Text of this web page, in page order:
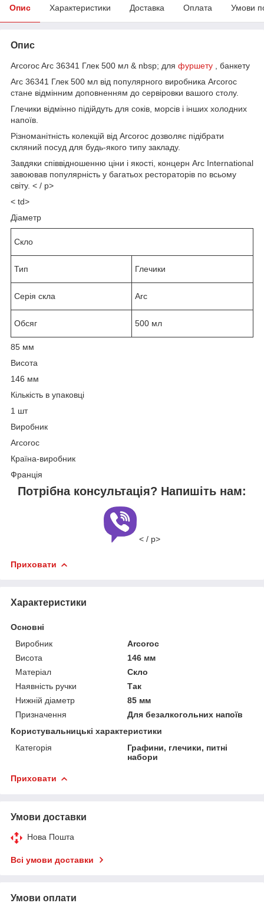
Опис Характеристики Доставка Оплата Умови
Опис
Arcoroc Arc 36341 Глек 500 мл & nbsp; для фуршету
, банкету
Arc 36341 Глек 500 мл від популярного виробника Arcoroc
стане відмінним доповненням до сервіровки вашого столу.
Глечики відмінно підійдуть для соків, морсів і інших холодних
напоїв.
Різноманітність колекцій від Arcoroc дозволяє підібрати
скляний посуд для будь-якого типу закладу.
Завдяки співвідношенню ціни і якості, концерн Arc International
завоював популярність у багатьох рестораторів по всьому
світу. < / p>
< td>
Діаметр
Скло
Тип Глечики
Серія скла Arc
Обсяг 500 мл
85 мм
Висота
146 мм
Кількість в упаковці
1 шт
Виробник
Arcoroc
Країна-виробник
Франція
Потрібна консультація? Напишіть нам:
< / p>
Приховати
Характеристики
Основні
Виробник
Arcoroc
Висота
146 мм
Матеріал
Скло
Наявність ручки
Так
Нижній діаметр
85 мм
Призначення
Для безалкогольних напоїв
Користувальницькі характеристики
Категорія
Графини, глечики, питні
набори
Приховати
Умови доставки
Нова Пошта
Всі умови доставки
Умови оплати